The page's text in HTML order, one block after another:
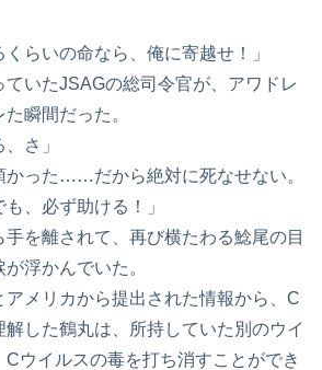
らいの命なら、俺に寄越せ！」
ていたJSAGの総司令官が、アワドレ
瞬間だった。
さ」
かった……だから絶対に死なせない。
、必ず助ける！」
を離されて、再び横たわる鯰尾の目
浮かんでいた。
アメリカから提出された情報から、C
解した鶴丸は、所持していた別のウイ
Cウイルスの毒を打ち消すことができ